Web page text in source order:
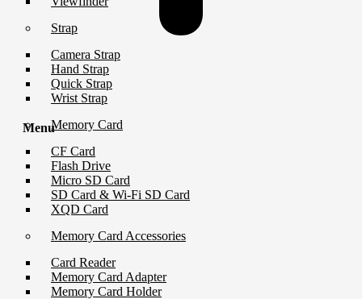
Strap
Camera Strap
Hand Strap
Quick Strap
Wrist Strap
Memory Card
CF Card
Flash Drive
Micro SD Card
SD Card & Wi-Fi SD Card
XQD Card
Memory Card Accessories
Card Reader
Memory Card Adapter
Memory Card Holder
Menu